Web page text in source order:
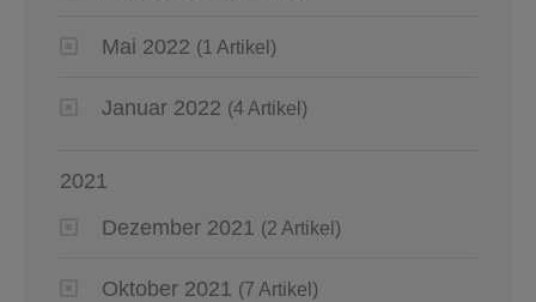
Mai 2022 (1 Artikel)
Januar 2022 (4 Artikel)
2021
Dezember 2021 (2 Artikel)
Oktober 2021 (7 Artikel)